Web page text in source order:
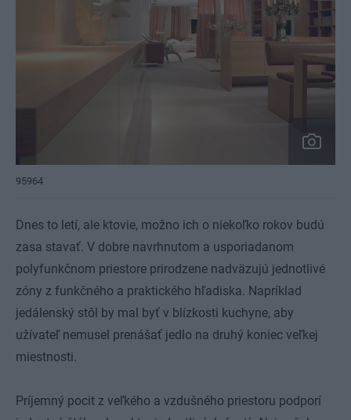
95964
Dnes to letí, ale ktovie, možno ich o niekoľko rokov budú
zasa stavať. V dobre navrhnutom a usporiadanom
polyfunkčnom priestore prirodzene nadväzujú jednotlivé
zóny z funkčného a praktického hľadiska. Napríklad
jedálenský stôl by mal byť v blízkosti kuchyne, aby
užívateľ nemusel prenášať jedlo na druhý koniec veľkej
miestnosti.
Príjemný pocit z veľkého a vzdušného priestoru podporí